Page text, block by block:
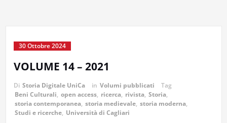
30 Ottobre 2024
VOLUME 14 – 2021
Di Storia Digitale UniCa in Volumi pubblicati
Tag
Beni Culturali, open access, ricerca, rivista, Storia,
storia contemporanea, storia medievale, storia moderna,
Studi e ricerche, Università di Cagliari